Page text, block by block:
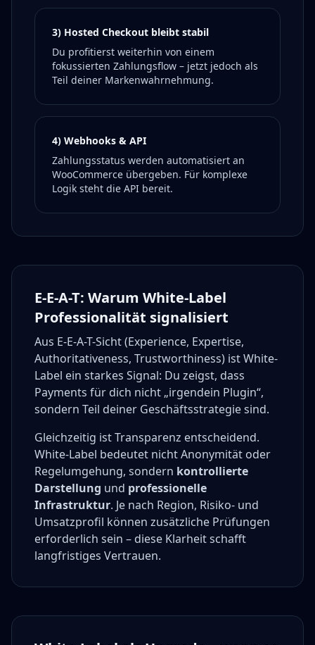
3) Hosted Checkout bleibt stabil
Du profitierst weiterhin von einem
fokussierten Zahlungsflow – jetzt jedoch als
Teil deiner Markenwahrnehmung.
4) Webhooks & API
Zahlungsstatus werden automatisiert an
WooCommerce übergeben. Für komplexe
Logik steht die API bereit.
E-E-A-T: Warum White-Label
Professionalität signalisiert
Aus E-E-A-T-Sicht (Experience, Expertise,
Authoritativeness, Trustworthiness) ist White-
Label ein starkes Signal: Du zeigst, dass
Payments für dich nicht „irgendein Plugin“,
sondern Teil deiner Geschäftsstrategie sind.
Gleichzeitig ist Transparenz entscheidend.
White-Label bedeutet nicht Anonymität oder
Regelumgehung, sondern kontrollierte
Darstellung und professionelle
Infrastruktur. Je nach Region, Risiko- und
Umsatzprofil können zusätzliche Prüfungen
erforderlich sein – diese Klarheit schafft
langfristiges Vertrauen.